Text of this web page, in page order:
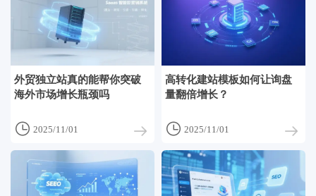
外贸独立站真的能帮你突破
海外市场增长瓶颈吗
 2025/11/01
高转化建站模板如何让询盘
量翻倍增长？
 2025/11/01